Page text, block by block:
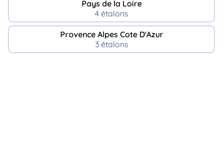
Pays de la Loire
4 étalons
Provence Alpes Cote D'Azur
3 étalons